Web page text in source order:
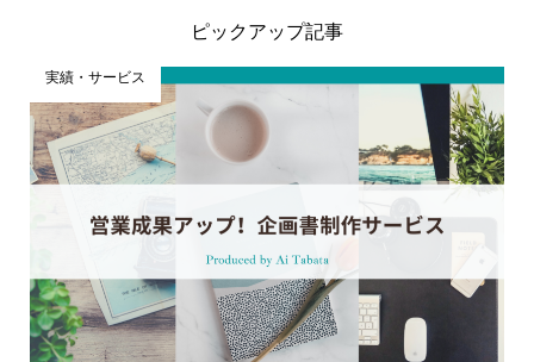
ピックアップ記事
実績・サービス